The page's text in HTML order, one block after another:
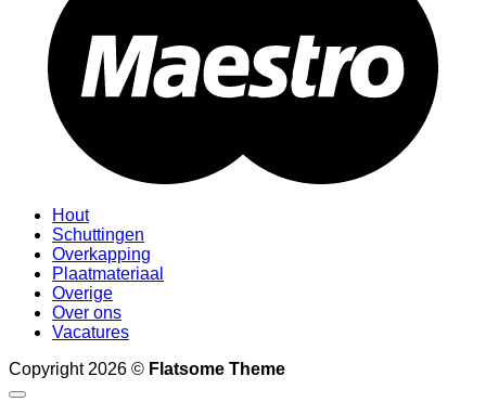
Hout
Schuttingen
Overkapping
Plaatmateriaal
Overige
Over ons
Vacatures
Copyright 2026 © Flatsome Theme